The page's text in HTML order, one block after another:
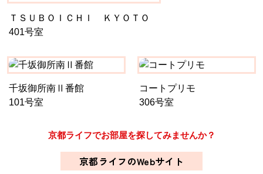
ＴＳＵＢＯＩＣＨＩ ＫＹＯＴＯ
401号室
千坂御所南Ⅱ番館
101号室
コートプリモ
306号室
京都ライフでお部屋を探してみませんか？
京都ライフのWebサイト